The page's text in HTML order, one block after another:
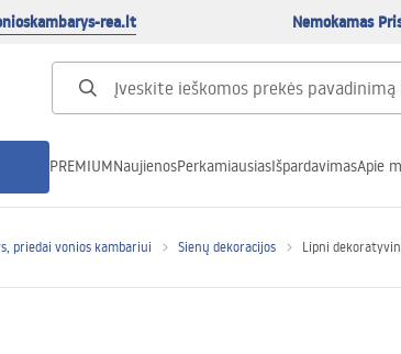
rea.lt Nemokamas
PREMIUMNaujienosPerkamiausiasIšpardavimasApie
priedai vonios kambariui Sienų dekoracijos Lipni